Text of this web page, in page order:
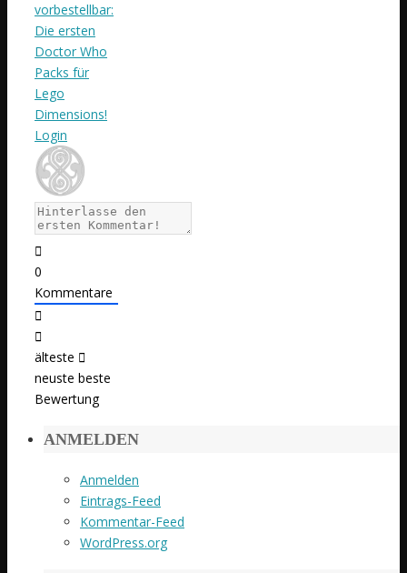
vorbestellbar:
Die ersten
Doctor Who
Packs für
Lego
Dimensions!
Login
0
Kommentare
älteste
neuste beste
Bewertung
ANMELDEN
Anmelden
Eintrags-Feed
Kommentar-Feed
WordPress.org